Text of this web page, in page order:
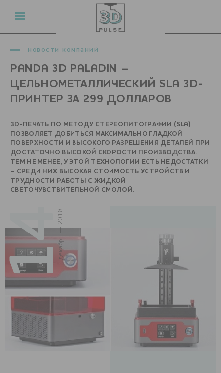
новости компаний
PANDA 3D PALADIN –
ЦЕЛЬНОМЕТАЛЛИЧЕСКИЙ SLA 3D-
ПРИНТЕР ЗА 299 ДОЛЛАРОВ
3D-ПЕЧАТЬ ПО МЕТОДУ СТЕРЕОЛИТОГРАФИИ (SLA)
ПОЗВОЛЯЕТ ДОБИТЬСЯ МАКСИМАЛЬНО ГЛАДКОЙ
ПОВЕРХНОСТИ И ВЫСОКОГО РАЗРЕШЕНИЯ ДЕТАЛЕЙ ПРИ
ДОСТАТОЧНО ВЫСОКОЙ СКОРОСТИ ПРОИЗВОДСТВА.
ТЕМ НЕ МЕНЕЕ, У ЭТОЙ ТЕХНОЛОГИИ ЕСТЬ НЕДОСТАТКИ
– СРЕДИ НИХ ВЫСОКАЯ СТОИМОСТЬ УСТРОЙСТВ И
ТРУДНОСТИ РАБОТЫ С ЖИДКОЙ
СВЕТОЧУВСТВИТЕЛЬНОЙ СМОЛОЙ.
14
декабрь — 2018